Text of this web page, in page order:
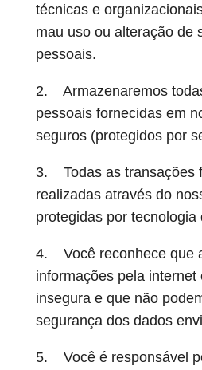
técnicas e
mau uso ou alteração de
pessoais.
2. Armazenaremos
pessoais fornecidas em
seguros (protegidos por
3. Todas as transações
realizadas através do
protegidas por tecnologia
4. Você reconhece que
informações pela internet
insegura e que não
segurança dos dados
5. Você é responsável